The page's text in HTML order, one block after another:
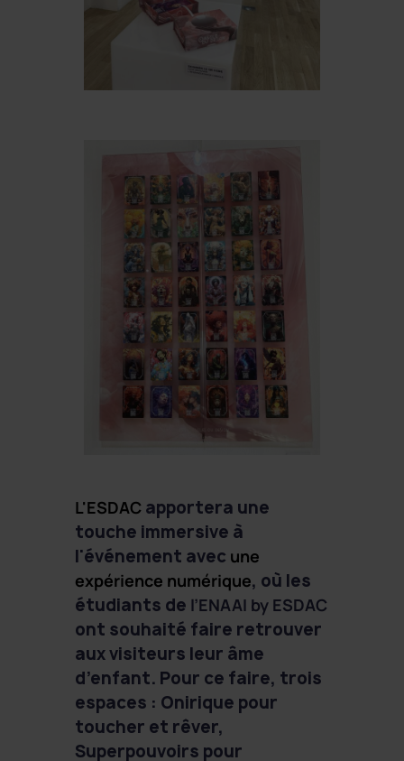
L'ESDAC apportera une
touche immersive à
l'événement avec une
expérience numérique, où les
étudiants de l’ENAAI by ESDAC
ont souhaité faire retrouver
aux visiteurs leur âme
d’enfant. Pour ce faire, trois
espaces : Onirique pour
toucher et rêver,
Superpouvoirs pour